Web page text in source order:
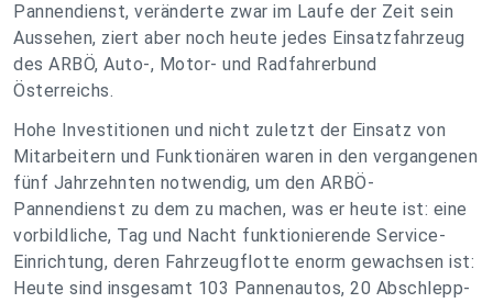
Pannendienst, veränderte zwar im Laufe der Zeit sein
Aussehen, ziert aber noch heute jedes Einsatzfahrzeug
des ARBÖ, Auto-, Motor- und Radfahrerbund
Österreichs.
Hohe Investitionen und nicht zuletzt der Einsatz von
Mitarbeitern und Funktionären waren in den vergangenen
fünf Jahrzehnten notwendig, um den ARBÖ-
Pannendienst zu dem zu machen, was er heute ist: eine
vorbildliche, Tag und Nacht funktionierende Service-
Einrichtung, deren Fahrzeugflotte enorm gewachsen ist:
Heute sind insgesamt 103 Pannenautos, 20 Abschlepp-